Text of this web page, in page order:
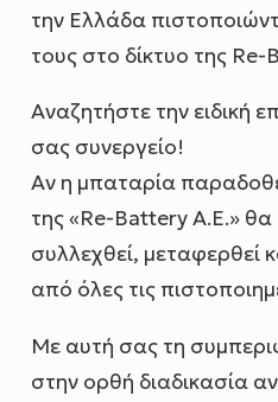
την Ελλάδα
τους στο δίκτυο της Re-
Αναζητήστε την ειδική
σας συνεργείο!
Αν η μπαταρία
της «Re-Battery Α.Ε.» θα
συλλεχθεί, μεταφερθεί
από όλες τις
Με αυτή σας τη
στην ορθή διαδικασία